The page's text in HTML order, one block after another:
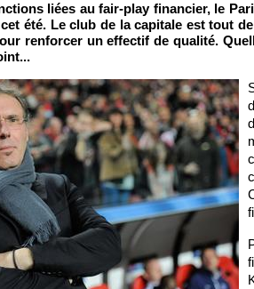
liées au fair-play financier, le
été. Le club de la capitale est tout
renforcer un effectif de qualité.